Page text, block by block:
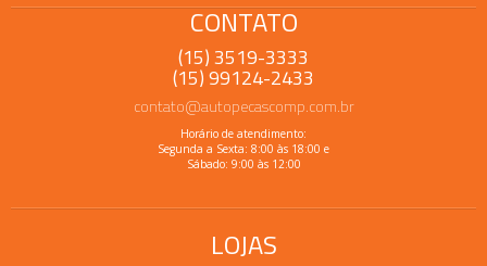
CONTATO
(15) 3519-3333
(15) 99124-2433
contato@autopecascomp.com.br
Horário de atendimento:
Segunda a Sexta: 8:00 às 18:00 e
Sábado: 9:00 às 12:00
LOJAS